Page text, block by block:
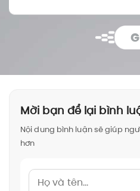
Mời bạn để lại bình
Nội dung bình luận sẽ giúp
hơn